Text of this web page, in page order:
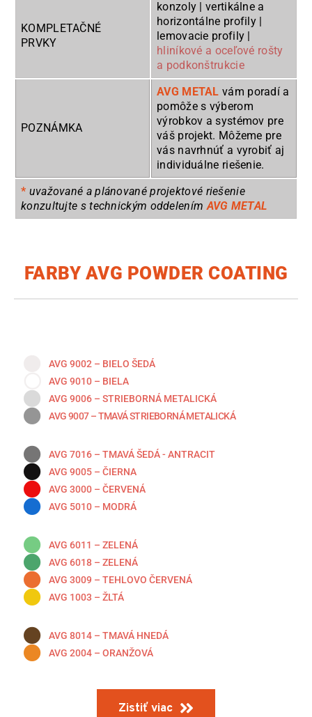
KOMPLETAČNÉ
PRVKY
konzoly | vertikálne a
horizontálne profily |
lemovacie profily |
hliníkové a oceľové rošty
a podkonštrukcie
POZNÁMKA
AVG METAL vám poradí a
pomôže s výberom
výrobkov a systémov pre
váš projekt. Môžeme pre
vás navrhnúť a vyrobiť aj
individuálne riešenie.
* uvažované a plánované projektové riešenie
konzultujte s technickým oddelenímAVG METAL
FARBY AVG POWDER COATING
AVG 9002 – BIELO ŠEDÁ
AVG 9010 – BIELA
AVG 9006 – STRIEBORNÁ METALICKÁ
AVG 9007 – TMAVÁ STRIEBORNÁ METALICKÁ
AVG 7016 – TMAVÁ ŠEDÁ - ANTRACIT
AVG 9005 – ČIERNA
AVG 3000 – ČERVENÁ
AVG 5010 – MODRÁ
AVG 6011 – ZELENÁ
AVG 6018 – ZELENÁ
AVG 3009 – TEHLOVO ČERVENÁ
AVG 1003 – ŽLTÁ
AVG 8014 – TMAVÁ HNEDÁ
AVG 2004 – ORANŽOVÁ
Zistiť viac